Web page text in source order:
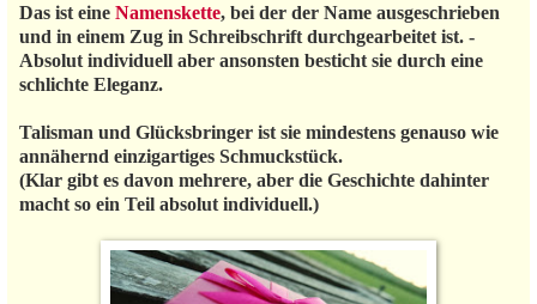
Das ist eine Namenskette, bei der der Name ausgeschrieben
und in einem Zug in Schreibschrift durchgearbeitet ist. -
Absolut individuell aber ansonsten besticht sie durch eine
schlichte Eleganz.
Talisman und Glücksbringer ist sie mindestens genauso wie
annähernd einzigartiges Schmuckstück.
(Klar gibt es davon mehrere, aber die Geschichte dahinter
macht so ein Teil absolut individuell.)